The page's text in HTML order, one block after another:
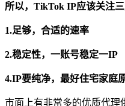
所以，TikTok IP应该关注
1.足够，合适的速率
2.稳定性，一账号稳定一IP
4.IP要纯净，最好住宅家庭原
市面上有非常多的优质代理